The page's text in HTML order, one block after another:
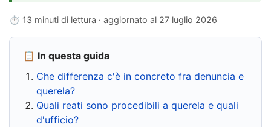
⏱ 13 minuti di lettura · aggiornato al 27 luglio 2026
📋 In questa guida
Che differenza c'è in concreto fra denuncia e
querela?
Quali reati sono procedibili a querela e quali
d'ufficio?